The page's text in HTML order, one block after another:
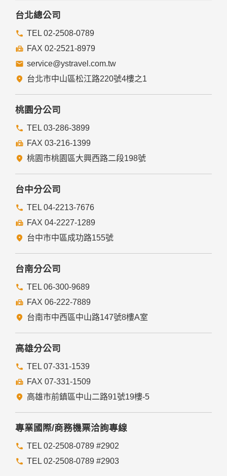
四、網站對外的相關連結
提供的連結，點選進入其他網站。但該連結網站不適用本網站
的隱私權保護政策，您必須參考該連結網站中的隱私權保護政
策。
五、與第三人共用個人資料之政策
本網站絕不會提供、交換、出租或出售任何您的個人資料給其
他個人、團體、私人企業或公務機關，但有法律依據或合約義
務者，不在此限。
前項但書之情形包括不限於：
經由您書面同意。
法律明文規定。
與公務機關或學術研究機構合作，基於公共利益為統計或學術
研究而有必要，且資料經過提供者處理或蒐集者依其揭露方式
無從識別特定之當事人。
當您在網站的行為，違反服務條款或可能損害或妨礙網站與其
揭露您的個人資料是為了辨識、聯絡或採取法律行動所必要
者。
本網站委託廠商協助蒐集、處理或利用您的個人資料時，將對
委外廠商或個人善盡監督管理之責。
六、Cookie之使用
為了提供您最佳的服務，本網站會在您的電腦中放置並取用我
們的Cookie，若您不願接受Cookie的寫入，您可在您使用的
瀏覽器功能項中設定隱私權等級為高，即可拒絕Cookie的寫
七、隱私權保護政策之修正
款將刊登於網站上。
台北總公司
TEL 02-2508-0789
FAX 02-2521-8979
service@ystravel.com.tw
台北市中山區松江路220號4樓之1
桃園分公司
TEL 03-286-3899
FAX 03-216-1399
桃園市桃園區大興西路二段198號
台中分公司
TEL 04-2213-7676
FAX 04-2227-1289
台中市中區成功路155號
台南分公司
TEL 06-300-9689
FAX 06-222-7889
台南市中西區中山路147號8樓A室
高雄分公司
TEL 07-331-1539
FAX 07-331-1509
高雄市前鎮區中山二路91號19樓-5
專業國際/商務機票洽詢專線
TEL 02-2508-0789 #2902
TEL 02-2508-0789 #2903